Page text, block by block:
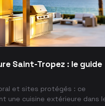
Saint-Tropez : le guide
et sites protégés : ce
une cuisine extérieure dans